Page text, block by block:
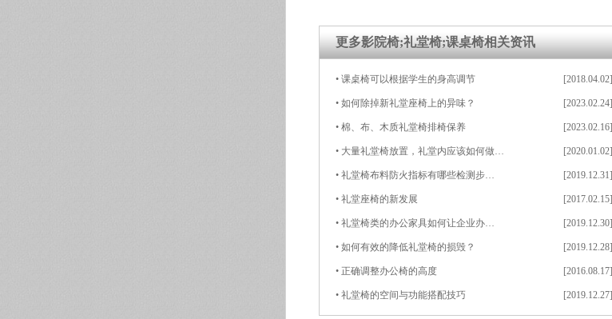
更多影院椅;礼堂椅;课桌椅相关资讯
• [2018.04.02]
课桌椅可以根据学生的身高调节
• [2023.02.24]
如何除掉新礼堂座椅上的异味？
• [2023.02.16]
棉、布、木质礼堂椅排椅保养
• [2020.01.02]
大量礼堂椅放置，礼堂内应该如何做…
• [2019.12.31]
礼堂椅布料防火指标有哪些检测步…
• [2017.02.15]
礼堂座椅的新发展
• [2019.12.30]
礼堂椅类的办公家具如何让企业办…
• [2019.12.28]
如何有效的降低礼堂椅的损毁？
• [2016.08.17]
正确调整办公椅的高度
• [2019.12.27]
礼堂椅的空间与功能搭配技巧